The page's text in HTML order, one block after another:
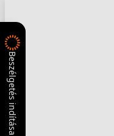
Beszélgetés indítása